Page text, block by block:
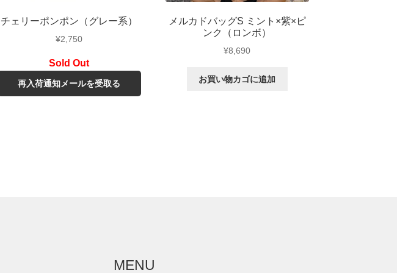
チェリーポンポン（グレー系）
¥2,750
再入荷通知メールを受取る
メルカドバッグS ミント×紫×ピ
ンク（ロンボ）
¥8,690
お買い物カゴに追加
MENU